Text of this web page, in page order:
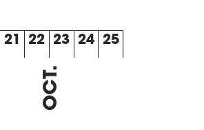
21 22 23 24 25
OCT.